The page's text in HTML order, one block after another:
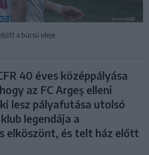
a búcsú ideje
40 éves középpályása
az FC Argeș elleni
lesz pályafutása utolsó
legendája a
elköszönt, és telt ház előtt